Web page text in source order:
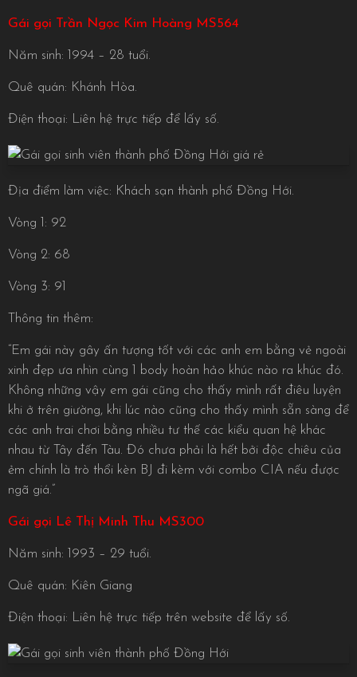
Gái gọi Trần Ngọc Kim Hoàng MS564
Năm sinh: 1994 – 28 tuổi.
Quê quán: Khánh Hòa.
Điện thoại: Liên hệ trực tiếp để lấy số.
Địa điểm làm việc: Khách sạn thành phố Đồng Hới.
Vòng 1: 92
Vòng 2: 68
Vòng 3: 91
Thông tin thêm:
“Em gái này gây ấn tượng tốt với các anh em bằng vẻ ngoài
xinh đẹp ưa nhìn cùng 1 body hoàn hảo khúc nào ra khúc đó.
Không những vậy em gái cũng cho thấy mình rất điêu luyện
khi ở trên giường, khi lúc nào cũng cho thấy mình sẵn sàng để
các anh trai chơi bằng nhiều tư thế các kiểu quan hệ khác
nhau từ Tây đến Tàu. Đó chưa phải là hết bởi độc chiêu của
ẻm chính là trò thổi kèn BJ đi kèm với combo CIA nếu được
ngã giá.”
Gái gọi Lê Thị Minh Thu MS300
Năm sinh: 1993 – 29 tuổi.
Quê quán: Kiên Giang
Điện thoại: Liên hệ trực tiếp trên website để lấy số.